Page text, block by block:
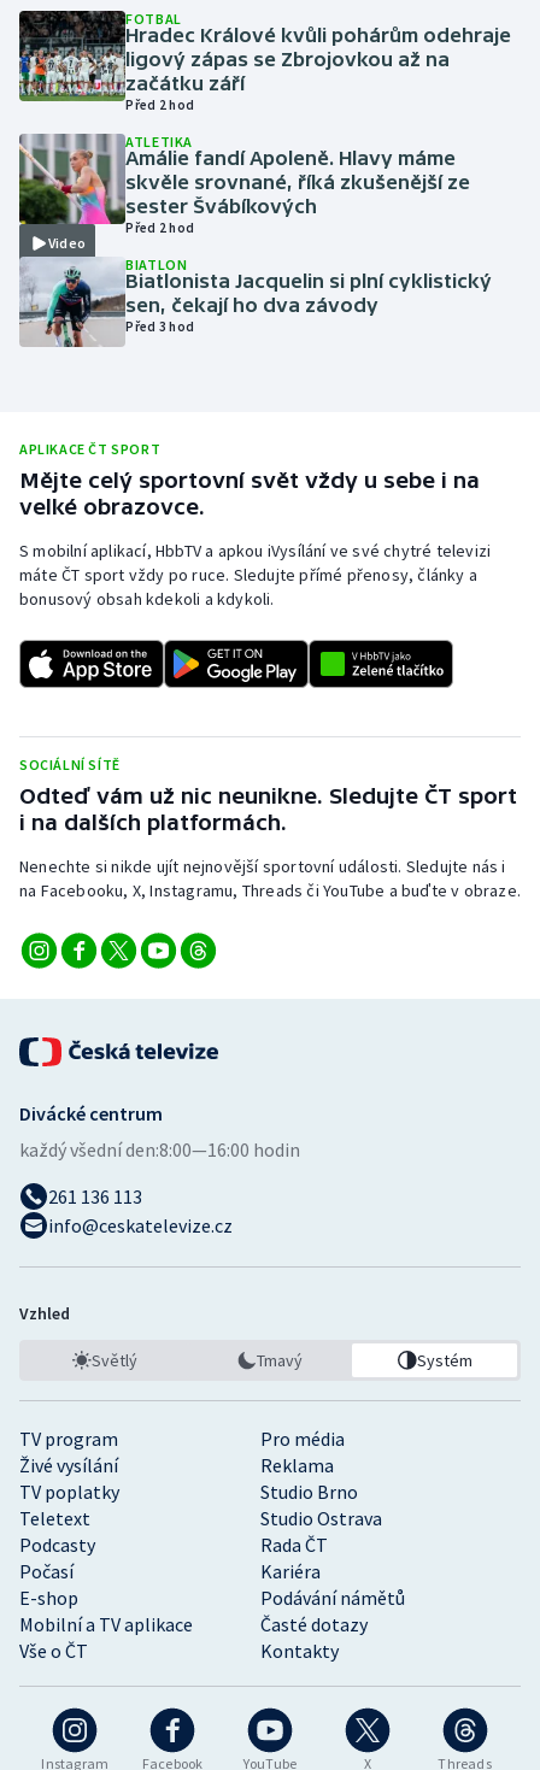
Lyže a snowboard
Moderní pětiboj
Motorsport
Olympijské hry
Parasport
Plavání
Rychlobruslení
Short track
Sportovní střelba
Triatlon
Veslování
Vodní slalom
Volejbal
Ostatní
FOTBAL
Hradec Králové kvůli pohárům odehraje
ligový zápas se Zbrojovkou až na
začátku září
Před 2 hod
Video
ATLETIKA
Amálie fandí Apoleně. Hlavy máme
skvěle srovnané, říká zkušenější ze
sester Švábíkových
Před 2 hod
BIATLON
Biatlonista Jacquelin si plní cyklistický
sen, čekají ho dva závody
Před 3 hod
APLIKACE ČT SPORT
Mějte celý sportovní svět vždy u sebe i na
velké obrazovce.
S mobilní aplikací, HbbTV a apkou iVysílání ve své chytré televizi
máte ČT sport vždy po ruce. Sledujte přímé přenosy, články a
bonusový obsah kdekoli a kdykoli.
SOCIÁLNÍ SÍTĚ
Odteď vám už nic neunikne. Sledujte ČT sport
i na dalších platformách.
Nenechte si nikde ujít nejnovější sportovní události. Sledujte nás i
na Facebooku, X, Instagramu, Threads či YouTube a buďte v obraze.
Instagram Facebook YouTube X Threads
TV program
Pro média
Živé vysílání
Reklama
TV poplatky
Studio Brno
Teletext
Studio Ostrava
Podcasty
Rada ČT
Počasí
Kariéra
E-shop
Podávání námětů
Mobilní a TV aplikace
Časté dotazy
Vše o ČT
Kontakty
Divácké centrum
každý všední den:8:00—16:00 hodin
261 136 113
info@ceskatelevize.cz
Vzhled
Světlý Tmavý Systém